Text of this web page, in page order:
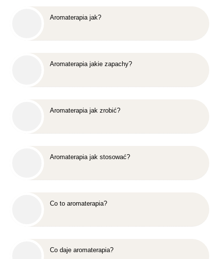
Aromaterapia jak?
Aromaterapia jakie zapachy?
Aromaterapia jak zrobić?
Aromaterapia jak stosować?
Co to aromaterapia?
Co daje aromaterapia?